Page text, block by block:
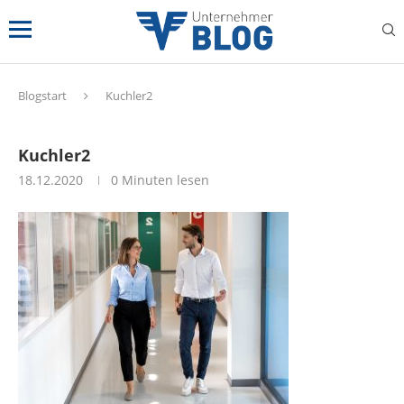
Blogstart Kuchler2
Kuchler2
18.12.2020 0 Minuten lesen